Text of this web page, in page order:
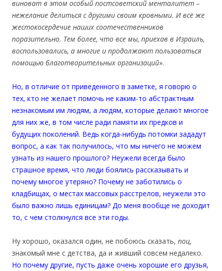
виноват в этом особый постсоветский менталитет –
нежелание делиться с другими своим кровными. И всё же
жестокосердечие наших соотечественников
поразительно. Тем более, что все мы, приехав в Израиль,
воспользовались, а многие и продолжают пользоваться
помощью благотворительных организаций».
Но, в отличие от приведенного в заметке, я говорю о
тех, кто не желает помочь не каким-то абстрактным
незнакомым им людям, а людям, которые делают многое
для них же, в том числе ради памяти их предков и
будущих поколений. Ведь когда-нибудь потомки зададут
вопрос, а как так получилось, что мы ничего не можем
узнать из нашего прошлого? Неужели всегда было
страшное время, что люди боялись рассказывать и
почему многое утеряно? Почему не заботились о
кладбищах, о местах массовых расстрелов, неужели это
было важно лишь единицам? До меня вообще не доходит
то, с чем столкнулся все эти годы.
Ну хорошо, оказался один, не побоюсь сказать, поц,
знакомый мне с детства, да и живший совсем недалеко.
Но почему другие, пусть даже очень хорошие его друзья,